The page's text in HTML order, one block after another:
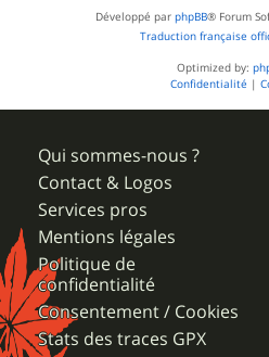
Développé par phpBB® Forum
Traduction française
Optimized by:
Confidentialité |
Qui sommes-nous ?
Contact & Logos
Services pros
Mentions légales
Politique de
confidentialité
Consentement / Cookies
Stats des traces GPX